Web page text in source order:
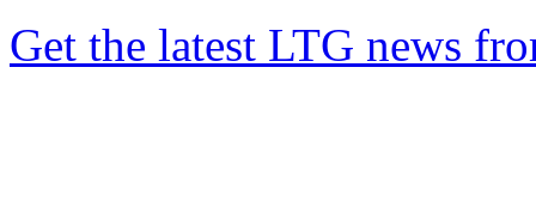
Get the latest LTG news